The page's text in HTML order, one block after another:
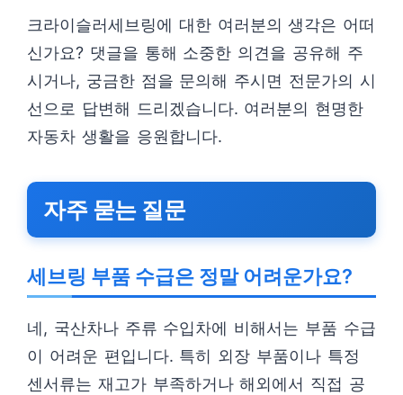
크라이슬러세브링에 대한 여러분의 생각은 어떠
신가요? 댓글을 통해 소중한 의견을 공유해 주
시거나, 궁금한 점을 문의해 주시면 전문가의 시
선으로 답변해 드리겠습니다. 여러분의 현명한
자동차 생활을 응원합니다.
자주 묻는 질문
세브링 부품 수급은 정말 어려운가요?
네, 국산차나 주류 수입차에 비해서는 부품 수급
이 어려운 편입니다. 특히 외장 부품이나 특정
센서류는 재고가 부족하거나 해외에서 직접 공